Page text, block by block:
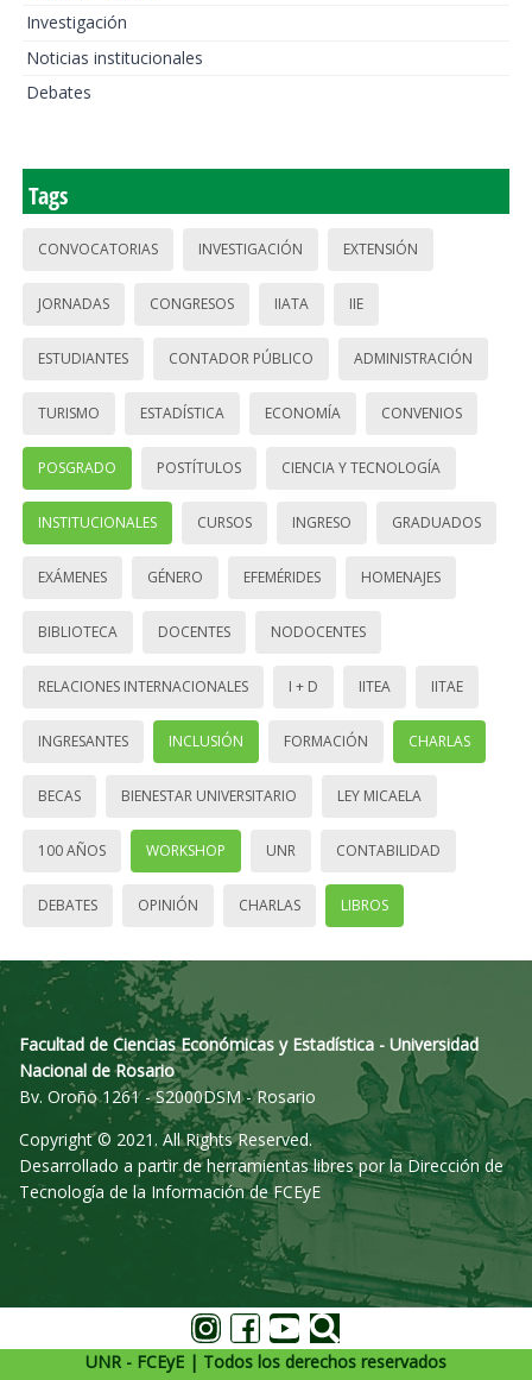
Investigación
Noticias institucionales
Debates
Tags
CONVOCATORIAS INVESTIGACIÓN EXTENSIÓN
JORNADAS CONGRESOS IIATA IIE
ESTUDIANTES CONTADOR PÚBLICO ADMINISTRACIÓN
TURISMO ESTADÍSTICA ECONOMÍA CONVENIOS
POSGRADO POSTÍTULOS CIENCIA Y TECNOLOGÍA
INSTITUCIONALES CURSOS INGRESO GRADUADOS
EXÁMENES GÉNERO EFEMÉRIDES HOMENAJES
BIBLIOTECA DOCENTES NODOCENTES
RELACIONES INTERNACIONALES I + D IITEA IITAE
INGRESANTES INCLUSIÓN FORMACIÓN CHARLAS
BECAS BIENESTAR UNIVERSITARIO LEY MICAELA
100 AÑOS WORKSHOP UNR CONTABILIDAD
DEBATES OPINIÓN CHARLAS LIBROS
Facultad de Ciencias Económicas y Estadística - Universidad
Nacional de Rosario
Bv. Oroño 1261 - S2000DSM - Rosario
Copyright © 2021. All Rights Reserved.
Desarrollado a partir de herramientas libres por la Dirección de
Tecnología de la Información de FCEyE
UNR - FCEyE | Todos los derechos reservados